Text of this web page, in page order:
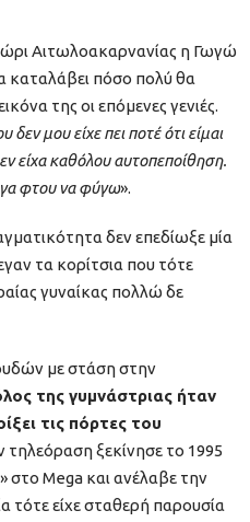
Αιτωλοακαρνανίας η Γωγώ
πόσο πολύ θα
της οι επόμενες γενιές.
δεν μου είχε πει ποτέ ότι είμαι
είχα καθόλου αυτοπεποίθηση.
φτου να φύγω».
δεν επεδίωξε μία
τα κορίτσια που τότε
γυναίκας πολλώ δε
με στάση στην
της γυμνάστριας ήταν
τις πόρτες του
τηλεόραση ξεκίνησε το 1995
Mega και ανέλαβε την
τότε είχε σταθερή παρουσία